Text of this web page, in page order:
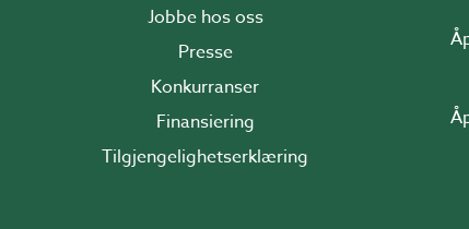
Jobbe hos oss
Presse
Konkurranser
Finansiering
Tilgjengelighetserklæring